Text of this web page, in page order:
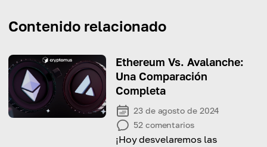
Contenido relacionado
Ethereum Vs. Avalanche:
Una Comparación
Completa
23 de agosto de 2024
52 comentarios
¡Hoy desvelaremos las